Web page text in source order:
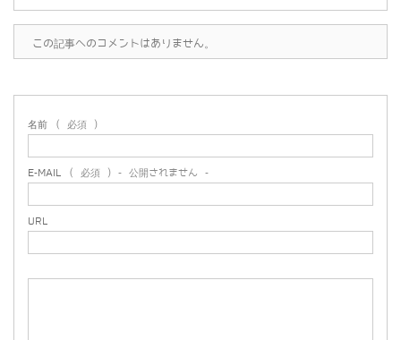
この記事へのコメントはありません。
名前 ( 必須 )
E-MAIL ( 必須 ) - 公開されません -
URL